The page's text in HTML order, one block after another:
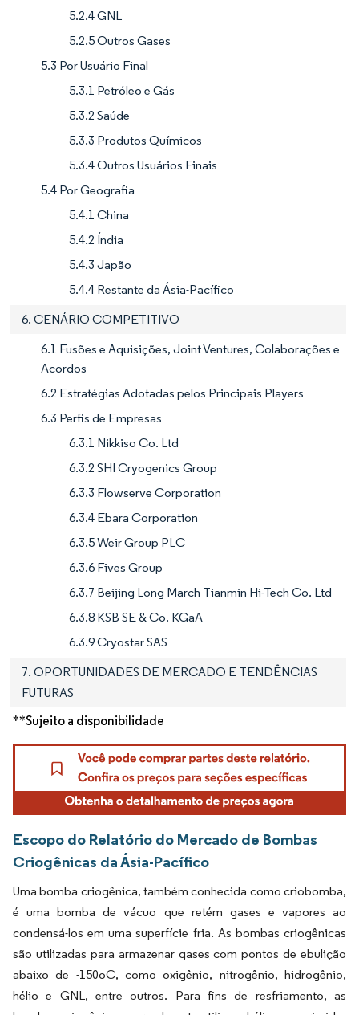
5.2.4 GNL
5.2.5 Outros Gases
5.3 Por Usuário Final
5.3.1 Petróleo e Gás
5.3.2 Saúde
5.3.3 Produtos Químicos
5.3.4 Outros Usuários Finais
5.4 Por Geografia
5.4.1 China
5.4.2 Índia
5.4.3 Japão
5.4.4 Restante da Ásia-Pacífico
6. CENÁRIO COMPETITIVO
6.1 Fusões e Aquisições, Joint Ventures, Colaborações e
Acordos
6.2 Estratégias Adotadas pelos Principais Players
6.3 Perfis de Empresas
6.3.1 Nikkiso Co. Ltd
6.3.2 SHI Cryogenics Group
6.3.3 Flowserve Corporation
6.3.4 Ebara Corporation
6.3.5 Weir Group PLC
6.3.6 Fives Group
6.3.7 Beijing Long March Tianmin Hi-Tech Co. Ltd
6.3.8 KSB SE & Co. KGaA
6.3.9 Cryostar SAS
7. OPORTUNIDADES DE MERCADO E TENDÊNCIAS
FUTURAS
**Sujeito a disponibilidade
Escopo do Relatório do Mercado de Bombas
Criogênicas da Ásia-Pacífico
Uma bomba criogênica, também conhecida como criobomba,
é uma bomba de vácuo que retém gases e vapores ao
condensá-los em uma superfície fria. As bombas criogênicas
são utilizadas para armazenar gases com pontos de ebulição
abaixo de -150oC, como oxigênio, nitrogênio, hidrogênio,
hélio e GNL, entre outros. Para fins de resfriamento, as